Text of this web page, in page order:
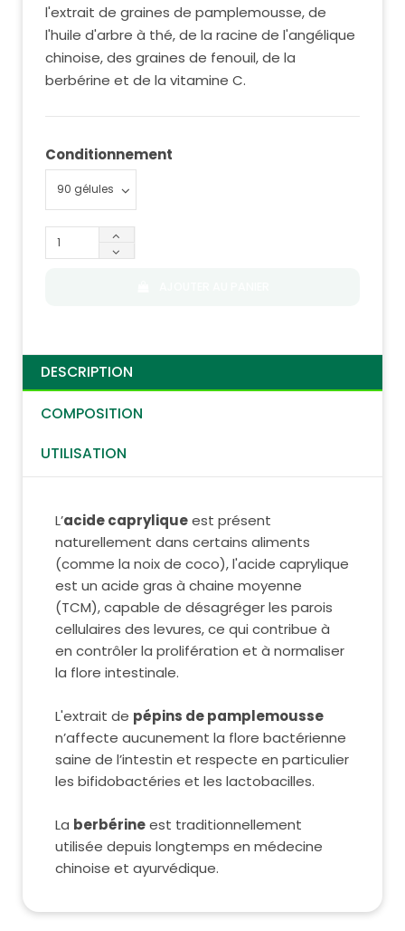
l'extrait de graines de pamplemousse, de
l'huile d'arbre à thé, de la racine de l'angélique
chinoise, des graines de fenouil, de la
berbérine et de la vitamine C.
Conditionnement
DESCRIPTION
COMPOSITION
UTILISATION
L’acide capryliqueest présent
naturellement dans certains aliments
(comme la noix de coco), l'acide caprylique
est un acide gras à chaine moyenne
(TCM), capable de désagréger les parois
cellulaires des levures, ce qui contribue à
en contrôler la prolifération et à normaliser
la flore intestinale.
L'extrait de pépins de pamplemousse
n’affecte aucunement la flore bactérienne
saine de l’intestin et respecte en particulier
les bifidobactéries et les lactobacilles.
La berbérineest traditionnellement
utilisée depuis longtemps en médecine
chinoise et ayurvédique.